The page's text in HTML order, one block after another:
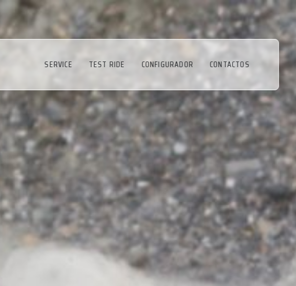
SERVICE TEST RIDE CONFIGURADOR CONTACTOS